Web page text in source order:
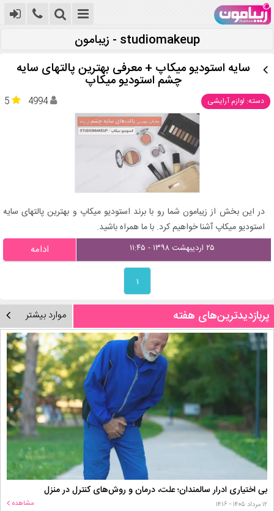
studiomakeup - زیبامون
سایه استودیو میکاپ + معرفی بهترین پالتهای سایه
چشم استودیو میکاپ
دسته: لوازم آرایشی 5 4994
در این بخش از زیبامون شما رو با برند استودیو میکاپ و بهترین پالتهای سایه
استودیو میکاپ آشنا خواهیم کرد. با ما همراه باشید.
۲۵ اردیبهشت ۱۳۹۸ - ۱۱:۴۵ ادامه
۱
پربازدیدترین‌های هفته موارد بیشتر
بی اختیاری ادرار سالمندان؛ علت، درمان و روش‌های کنترل در منزل
۱۲ مرداد ۱۴۰۵ - ۱۴:۱۶ مشاهده